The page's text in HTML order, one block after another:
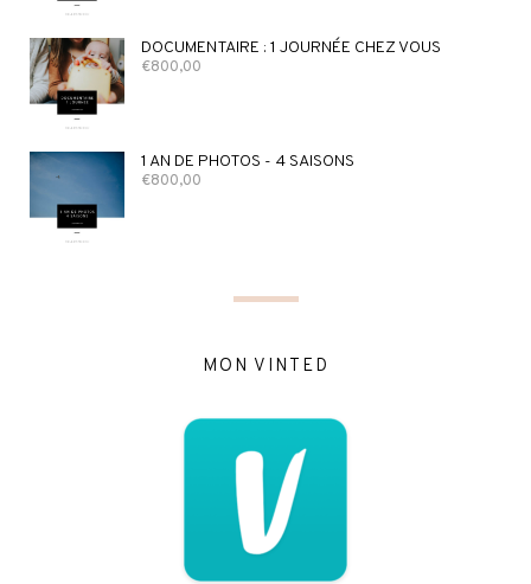
DOCUMENTAIRE : 1 JOURNÉE CHEZ VOUS
€800,00
1 AN DE PHOTOS - 4 SAISONS
€800,00
MON VINTED